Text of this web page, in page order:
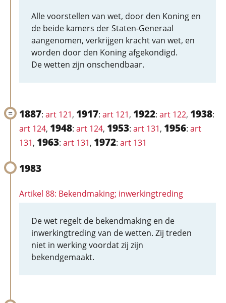
Alle voorstellen van wet, door den Koning en
de beide kamers der Staten-Generaal
aangenomen, verkrijgen kracht van wet, en
worden door den Koning afgekondigd.
De wetten zijn onschendbaar.
1887: art 121, 1917: art 121, 1922: art 122, 1938:
art 124, 1948: art 124, 1953: art 131, 1956: art
131, 1963: art 131, 1972: art 131
1983
Artikel 88: Bekendmaking; inwerkingtreding
De wet regelt de bekendmaking en de
inwerkingtreding van de wetten. Zij treden
niet in werking voordat zij zijn
bekendgemaakt.